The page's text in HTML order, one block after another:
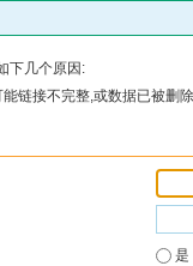
下几个原因:
链接不完整,或数据已被删